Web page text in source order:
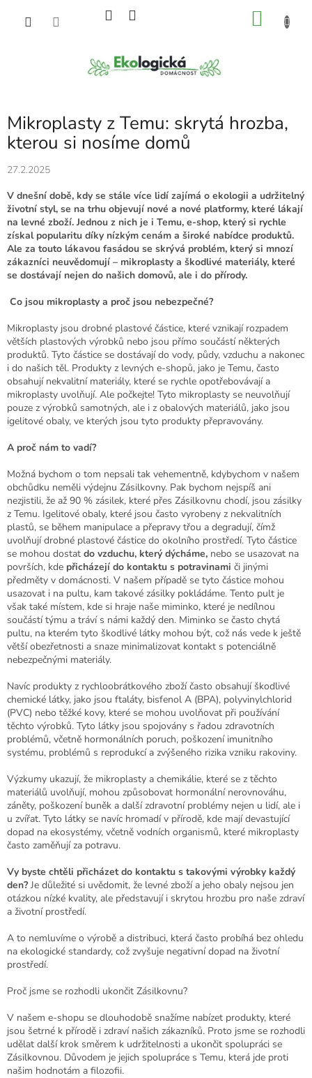
Mikroplasty z Temu: skrytá hrozba,
kterou si nosíme domů
27.2.2025
V dnešní době, kdy se stále více lidí zajímá o ekologii a udržitelný
životní styl, se na trhu objevují nové a nové platformy, které lákají
na levné zboží. Jednou z nich je i Temu, e-shop, který si rychle
získal popularitu díky nízkým cenám a široké nabídce produktů.
Ale za touto lákavou fasádou se skrývá problém, který si mnozí
zákazníci neuvědomují – mikroplasty a škodlivé materiály, které
se dostávají nejen do našich domovů, ale i do přírody.
Co jsou mikroplasty a proč jsou nebezpečné?
Mikroplasty jsou drobné plastové částice, které vznikají rozpadem
větších plastových výrobků nebo jsou přímo součástí některých
produktů. Tyto částice se dostávají do vody, půdy, vzduchu a nakonec
i do našich těl. Produkty z levných e-shopů, jako je Temu, často
obsahují nekvalitní materiály, které se rychle opotřebovávají a
mikroplasty uvolňují. Ale počkejte! Tyto mikroplasty se neuvolňují
pouze z výrobků samotných, ale i z obalových materiálů, jako jsou
igelitové obaly, ve kterých jsou tyto produkty přepravovány.
A proč nám to vadí?
Možná bychom o tom nepsali tak vehementně, kdybychom v našem
obchůdku neměli výdejnu Zásilkovny. Pak bychom nejspíš ani
nezjistili, že až 90 % zásilek, které přes Zásilkovnu chodí, jsou zásilky
z Temu. Igelitové obaly, které jsou často vyrobeny z nekvalitních
plastů, se během manipulace a přepravy třou a degradují, čímž
uvolňují drobné plastové částice do okolního prostředí. Tyto částice
se mohou dostat do vzduchu, který dýcháme, nebo se usazovat na
površích, kde přicházejí do kontaktu s potravinami či jinými
předměty v domácnosti. V našem případě se tyto částice mohou
usazovat i na pultu, kam takové zásilky pokládáme. Tento pult je
však také místem, kde si hraje naše miminko, které je nedílnou
součástí týmu a tráví s námi každý den. Miminko se často chytá
pultu, na kterém tyto škodlivé látky mohou být, což nás vede k ještě
větší obezřetnosti a snaze minimalizovat kontakt s potenciálně
nebezpečnými materiály.
Navíc produkty z rychloobrátkového zboží často obsahují škodlivé
chemické látky, jako jsou ftaláty, bisfenol A (BPA), polyvinylchlorid
(PVC) nebo těžké kovy, které se mohou uvolňovat při používání
těchto výrobků. Tyto látky jsou spojovány s řadou zdravotních
problémů, včetně hormonálních poruch, poškození imunitního
systému, problémů s reprodukcí a zvýšeného rizika vzniku rakoviny.
Výzkumy ukazují, že mikroplasty a chemikálie, které se z těchto
materiálů uvolňují, mohou způsobovat hormonální nerovnováhu,
záněty, poškození buněk a další zdravotní problémy nejen u lidí, ale i
u zvířat. Tyto látky se navíc hromadí v přírodě, kde mají devastující
dopad na ekosystémy, včetně vodních organismů, které mikroplasty
často zaměňují za potravu.
Vy byste chtěli přicházet do kontaktu s takovými výrobky každý
den?Je důležité si uvědomit, že levné zboží a jeho obaly nejsou jen
otázkou nízké kvality, ale představují i skrytou hrozbu pro naše zdraví
a životní prostředí.
A to nemluvíme o výrobě a distribuci, která často probíhá bez ohledu
na ekologické standardy, což zvyšuje negativní dopad na životní
prostředí.
Proč jsme se rozhodli ukončit Zásilkovnu?
V našem e-shopu se dlouhodobě snažíme nabízet produkty, které
jsou šetrné k přírodě i zdraví našich zákazníků. Proto jsme se rozhodli
udělat další krok směrem k udržitelnosti a ukončit spolupráci se
Zásilkovnou. Důvodem je jejich spolupráce s Temu, která jde proti
našim hodnotám a filozofii.